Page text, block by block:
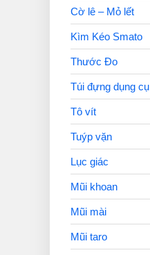
Cờ lê – Mỏ lết
Kìm Kéo Smato
Thước Đo
Túi đựng dụng cụ
Tô vít
Tuýp vặn
Lục giác
Mũi khoan
Mũi mài
Mũi taro